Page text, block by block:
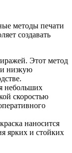
методы печати
создавать
Этот метод
и низкую
небольших
скоростью
наносится
ярких и стойких